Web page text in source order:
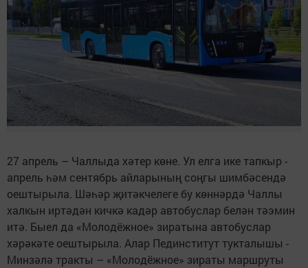
27 апрель – Чаллыда хәтер көне. Ул елга ике тапкыр -
апрель һәм сентябрь айларының соңгы шимбәсендә
оештырыла. Шәһәр җитәкчелеге бу көннәрдә Чаллы
халкын иртәдән кичкә кадәр автобуслар белән тәэмин
итә. Быел да «Молодёжное» зиратына автобуслар
хәрәкәте оештырыла. Алар Пединститут тукталышы -
Минзәлә тракты – «Молодёжное» зираты маршруты